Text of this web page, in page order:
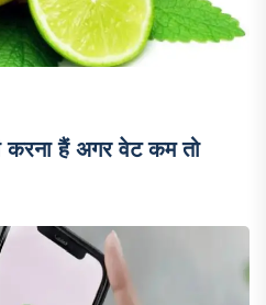
हैं अगर वेट कम तो